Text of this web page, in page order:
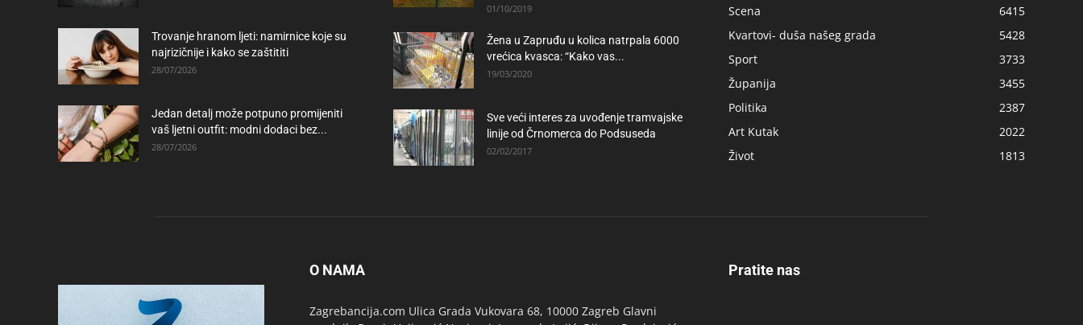
Trovanje hranom ljeti: namirnice koje su
najrizičnije i kako se zaštititi
28/07/2026
Jedan detalj može potpuno promijeniti
vaš ljetni outfit: modni dodaci bez...
28/07/2026
01/10/2019
Žena u Zapruđu u kolica natrpala 6000
vrećica kvasca: “Kako vas...
19/03/2020
Sve veći interes za uvođenje tramvajske
linije od Črnomerca do Podsuseda
02/02/2017
Scena
6415
Kvartovi- duša našeg grada
5428
Sport
3733
Županija
3455
Politika
2387
Art Kutak
2022
Život
1813
O NAMA
Zagrebancija.com Ulica Grada Vukovara 68, 10000 Zagreb Glavni
Pratite nas